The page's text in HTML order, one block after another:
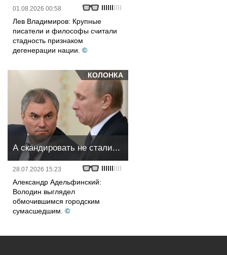
01.08.2026 00:58
Лев Владимиров: Крупные
писатели и философы считали
стадность признаком
дегенерации нации. ©
КОЛОНКА
А скандировать не стали...
28.07.2026 15:23
Александр Адельфинский:
Володин выглядел
обмочившимся городским
сумасшедшим. ©